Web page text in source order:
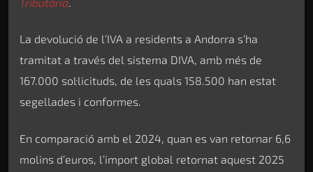
La devolució de l’IVA a residents a Andorra s’ha
tramitat a través del sistema DIVA, amb més de
167.000 sol·licituds, de les quals 158.500 han estat
segellades i conformes.
En comparació amb el 2024, quan es van retornar 6,6
molins d’euros, l’import global retornat aquest 2025